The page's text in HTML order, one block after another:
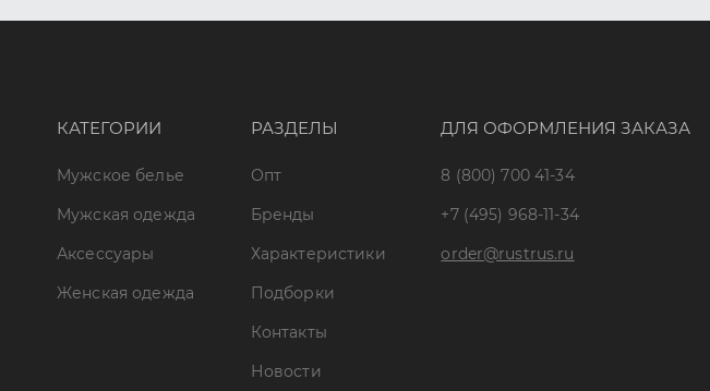
КАТЕГОРИИ
Мужское белье
Мужская одежда
Аксессуары
Женская одежда
РАЗДЕЛЫ
Опт
Бренды
Характеристики
Подборки
Контакты
Новости
ДЛЯ ОФОРМЛЕНИЯ ЗАКАЗА
8 (800) 700 41-34
+7 (495) 968-11-34
order@rustrus.ru